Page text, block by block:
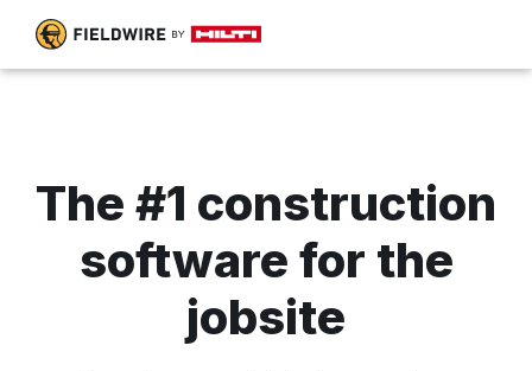
The #1 construction
software for the
jobsite